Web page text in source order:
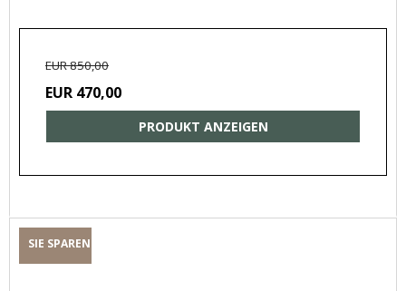
EUR 850,00
EUR 470,00
PRODUKT ANZEIGEN
SIE SPAREN